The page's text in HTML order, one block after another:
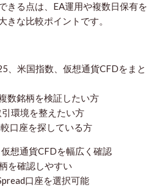
きる点は、EA運用や複数日保有を
きな比較ポイントです。
、米国指数、仮想通貨CFDをまと
数銘柄を検証したい方
環境を整えたい方
口座を探している方
想通貨CFDを幅広く確認
を確認しやすい
口座を選択可能